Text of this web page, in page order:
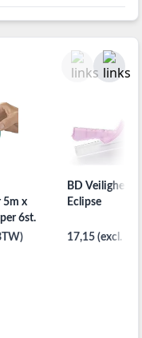
5m x
6st.
BD
Eclipse
17,15 (excl.